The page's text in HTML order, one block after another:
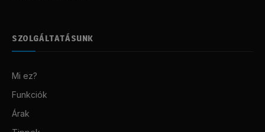
SZOLGÁLTATÁSUNK
Mi ez?
Funkciók
Árak